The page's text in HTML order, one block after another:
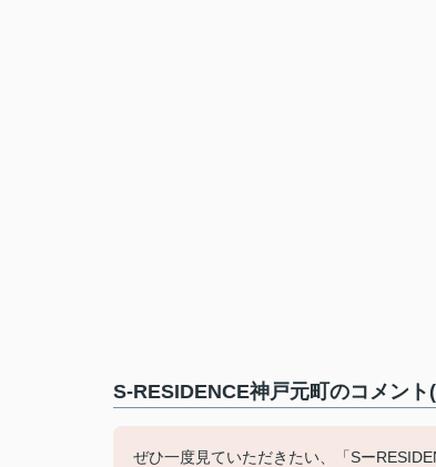
S-RESIDENCE神戸元町のコメン
ぜひ一度見ていただきたい、「Sー